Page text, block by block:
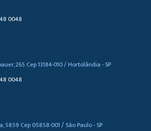
0048
265 Cep 13184-010 / Hortolândia - SP
0048
5859 Cep 05858-001 / São Paulo - SP